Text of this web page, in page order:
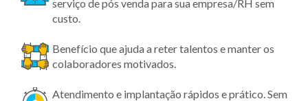
serviço de pós venda para sua empresa/RH sem
custo.
Benefício que ajuda a reter talentos e manter os
colaboradores motivados.
Atendimento e implantação rápidos e prático. Sem